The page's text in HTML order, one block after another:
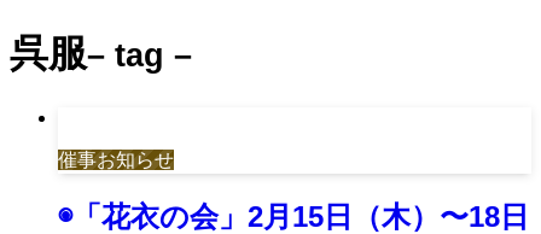
呉服– tag –
催事お知らせ
◉「花衣の会」2月15日（木）〜18日